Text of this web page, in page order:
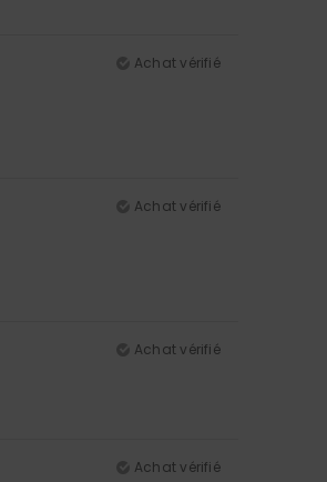
Achat vérifié
Achat vérifié
Achat vérifié
Achat vérifié